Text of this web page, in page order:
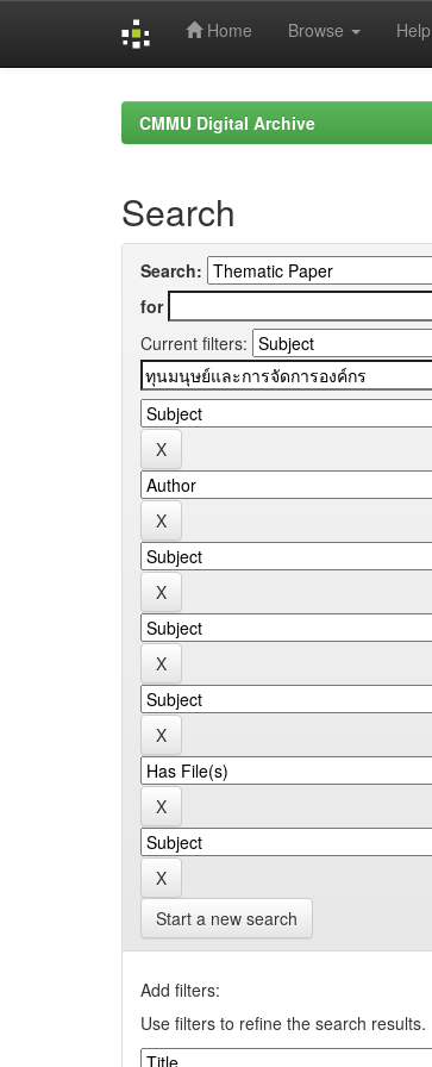
Home Browse Help
CMMU Digital Archive
Search
Search:
for
Current filters:
Start a new search
Add filters:
Use filters to refine the search results.